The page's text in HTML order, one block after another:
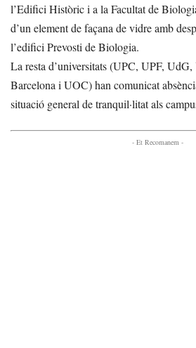
l’Edifici Històric i a la Facultat de
d’un element de façana de vidre amb
l’edifici Prevosti de Biologia.
La resta d’universitats (UPC, UPF,
Barcelona i UOC) han comunicat
situació general de tranquil·litat als
- Et Recomanem -